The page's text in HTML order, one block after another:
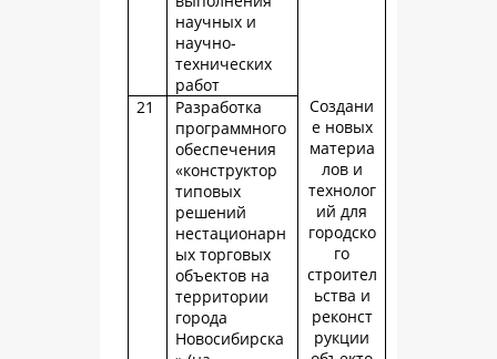
научных и
научно-
технических
работ
Создани
е новых
материа
лов и
технолог
ий для
городско
го
строител
ьства и
реконст
рукции
21
Разработка
программного
обеспечения
«конструктор
типовых
решений
нестационарн
ых торговых
объектов на
территории
города
Новосибирска